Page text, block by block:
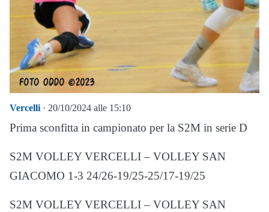
Vercelli · 20/10/2024 alle 15:10
Prima sconfitta in campionato per la S2M in serie D
S2M VOLLEY VERCELLI – VOLLEY SAN
GIACOMO 1-3 24/26-19/25-25/17-19/25
S2M VOLLEY VERCELLI – VOLLEY SAN